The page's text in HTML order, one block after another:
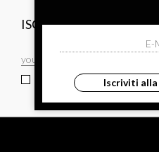
ISCRIVITI ALLA
ho letto ed accettato le condizioni sulla
Iscriviti